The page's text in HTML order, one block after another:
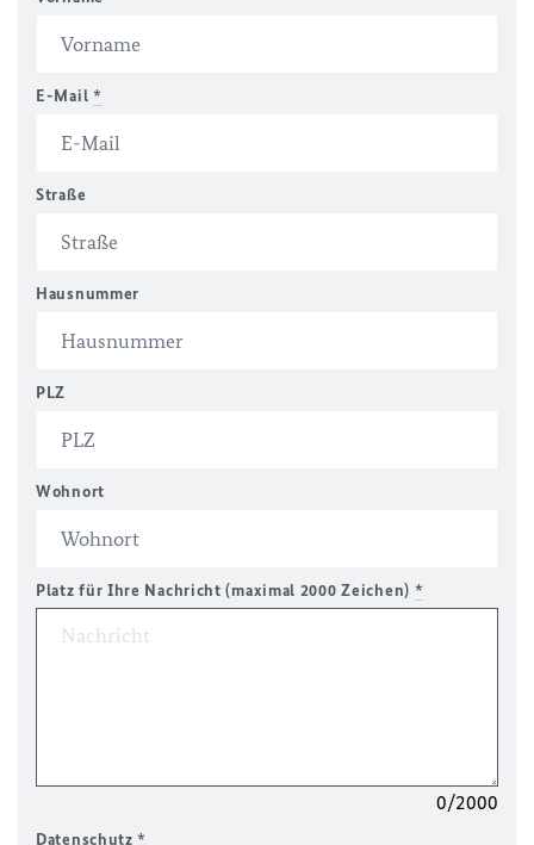
E-Mail *
Straße
Hausnummer
PLZ
Wohnort
Platz für Ihre Nachricht (maximal 2000 Zeichen) *
0/2000
Datenschutz*